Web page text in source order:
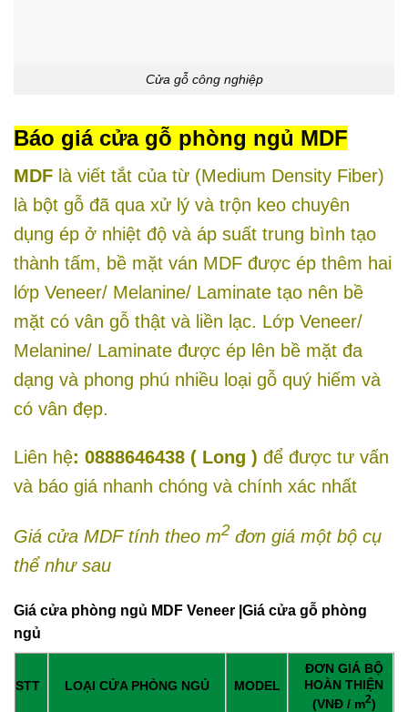
Cửa gỗ công nghiệp
Báo giá cửa gỗ phòng ngủ MDF
MDF là viết tắt của từ (Medium Density Fiber)
là bột gỗ đã qua xử lý và trộn keo chuyên
dụng ép ở nhiệt độ và áp suất trung bình tạo
thành tấm, bề mặt ván MDF được ép thêm hai
lớp Veneer/ Melanine/ Laminate tạo nên bề
mặt có vân gỗ thật và liền lạc. Lớp Veneer/
Melanine/ Laminate được ép lên bề mặt đa
dạng và phong phú nhiều loại gỗ quý hiếm và
có vân đẹp.
Liên hệ: 0888646438 ( Long ) để được tư vấn
và báo giá nhanh chóng và chính xác nhất
Giá cửa MDF tính theo m2 đơn giá một bộ cụ
thể như sau
Giá cửa phòng ngủ MDF Veneer |Giá cửa gỗ phòng
ngủ
STT LOẠI CỬA PHÒNG NGỦ MODEL
ĐƠN GIÁ BỘ
HOÀN THIỆN
(VNĐ / m2)